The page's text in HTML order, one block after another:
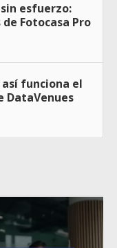
esfuerzo:
Fotocasa Pro
funciona el
DataVenues